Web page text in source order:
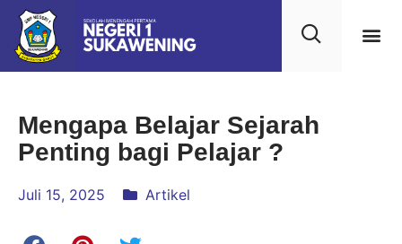
Mengapa Belajar Sejarah
Penting bagi Pelajar ?
Juli 15, 2025 Artikel